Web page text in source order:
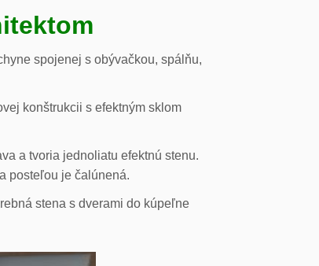
spojenej s obývačkou, spálňu,
konštrukcii s efektným sklom
a tvoria jednoliatu efektnú stenu.
posteľou je čalúnená.
stena s dverami do kúpeľne